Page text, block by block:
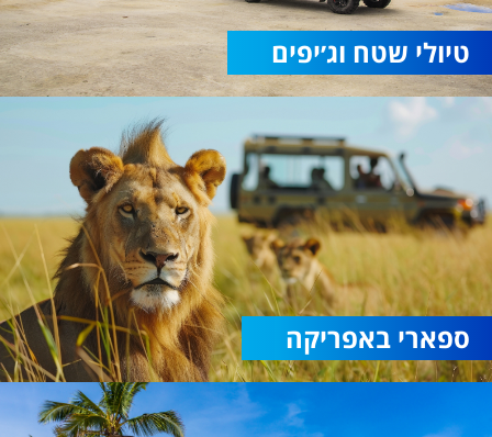
טיולי שטח וג׳יפים
ספארי באפריקה